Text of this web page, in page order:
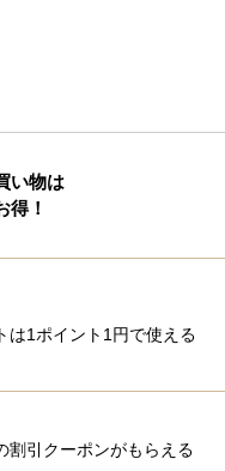
い物は
得！
は1ポイント1円で使える
割引クーポンがもらえる